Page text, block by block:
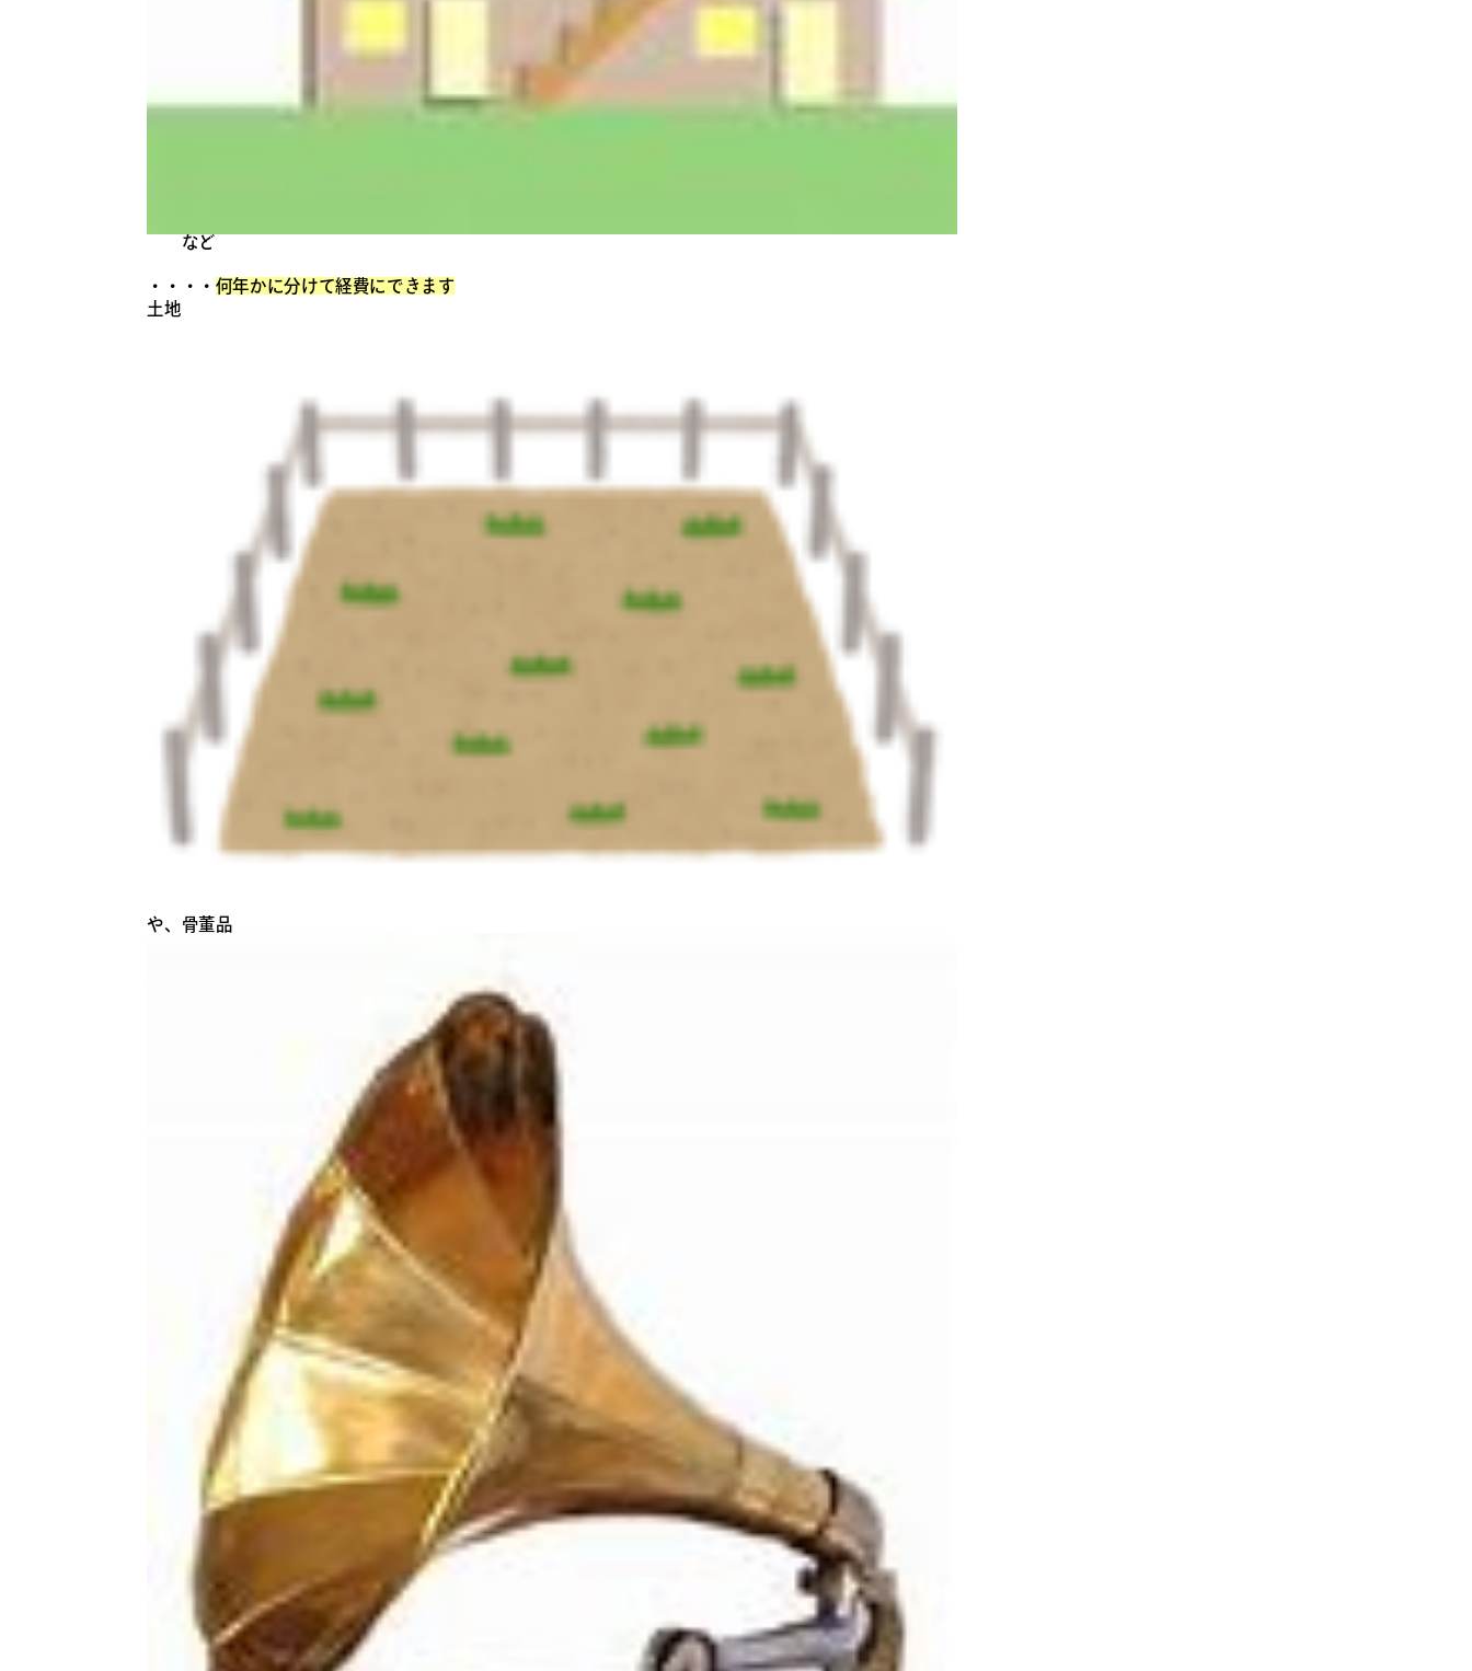
など
・・・・ 何年かに分けて経費にできます
土地
や、骨董品